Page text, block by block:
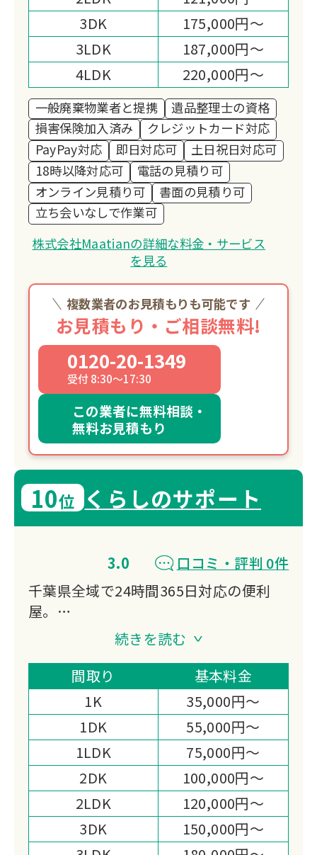
3DK
175,000円～
3LDK
187,000円～
4LDK
220,000円～
一般廃棄物業者と提携
遺品整理士の資格
損害保険加入済み
クレジットカード対応
PayPay対応
即日対応可
土日祝日対応可
18時以降対応可
電話の見積り可
オンライン見積り可
書面の見積り可
立ち会いなしで作業可
株式会社Maatianの詳細な料金・サービス
を見る
複数業者のお見積もりも可能です
お見積もり・ご相談無料!
0120-20-1349
受付 8:30～17:30
この業者に無料相談・
無料お見積もり
10位 くらしのサポート
3.0
口コミ・評判 0件
千葉県全域で24時間365日対応の便利
屋。
不用品回収、遺品整理、ゴミ屋敷清掃、
引越しサポートなど幅広く対応。
買取サービスで処分費用を削減でき、重
量物の運搬や深夜・早朝作業にも対応。
明朗会計で追加料金なし、年間実績
10,000件の法人企業が運営する安心の
サービス体制です。
続きを読む
間取り
基本料金
1K
35,000円～
1DK
55,000円～
1LDK
75,000円～
2DK
100,000円～
2LDK
120,000円～
3DK
150,000円～